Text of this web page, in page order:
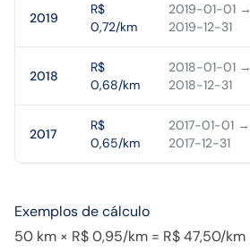
2019
R$
0,72/km
2019-01-01 →
2019-12-31
2018
R$
0,68/km
2018-01-01 →
2018-12-31
2017
R$
0,65/km
2017-01-01 →
2017-12-31
Exemplos de cálculo
50 km × R$ 0,95/km = R$ 47,50/km